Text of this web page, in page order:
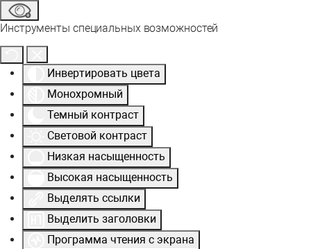
Инструменты специальных возможностей
Инвертировать цвета
Монохромный
Темный контраст
Световой контраст
Низкая насыщенность
Высокая насыщенность
Выделять ссылки
Выделить заголовки
Программа чтения с экрана